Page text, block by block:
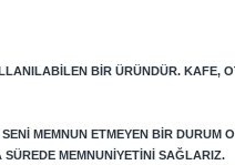
BIR ÜRÜNDÜR. KAFE,
MEMNUN ETMEYEN BIR DURUM
MEMNUNIYETINI SAĞLARIZ.